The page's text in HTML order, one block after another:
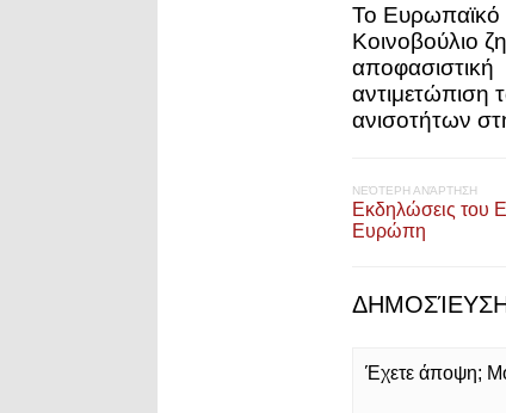
Το Ευρωπαϊκό
Κοινοβούλιο
αποφασιστική
αντιμετώπιση
ανισοτήτων
ΝΕΌΤΕΡΗ ΑΝΆΡΤΗΣΗ
Εκδηλώσεις του
Ευρώπη
Έχετε άποψη;